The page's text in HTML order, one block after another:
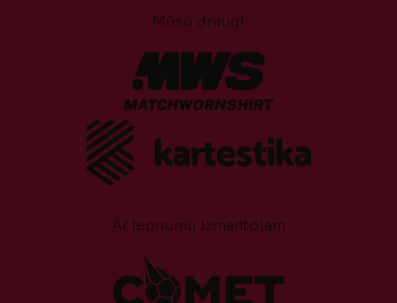
Mūsu draugi
Ar lepnumu izmantojam